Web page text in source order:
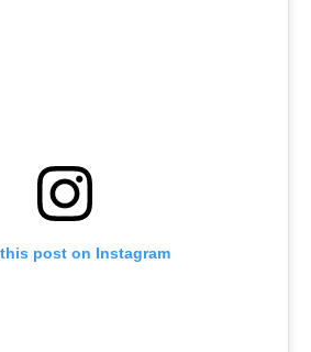
post on Instagram